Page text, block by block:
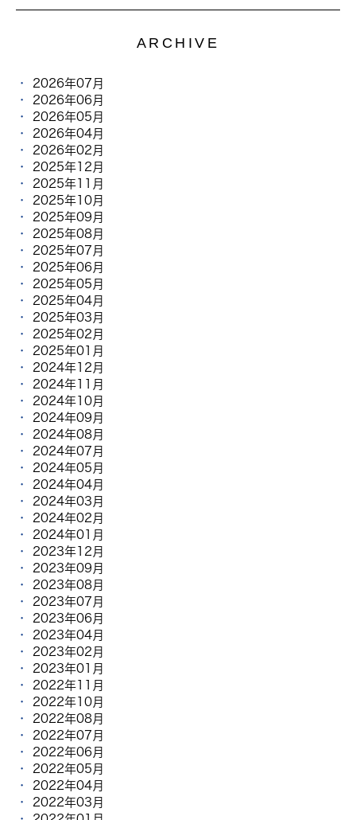
ARCHIVE
2026年07月
2026年06月
2026年05月
2026年04月
2026年02月
2025年12月
2025年11月
2025年10月
2025年09月
2025年08月
2025年07月
2025年06月
2025年05月
2025年04月
2025年03月
2025年02月
2025年01月
2024年12月
2024年11月
2024年10月
2024年09月
2024年08月
2024年07月
2024年05月
2024年04月
2024年03月
2024年02月
2024年01月
2023年12月
2023年09月
2023年08月
2023年07月
2023年06月
2023年04月
2023年02月
2023年01月
2022年11月
2022年10月
2022年08月
2022年07月
2022年06月
2022年05月
2022年04月
2022年03月